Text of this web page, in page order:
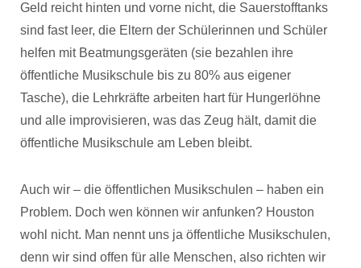
Geld reicht hinten und vorne nicht, die Sauerstofftanks
sind fast leer, die Eltern der Schülerinnen und Schüler
helfen mit Beatmungsgeräten (sie bezahlen ihre
öffentliche Musikschule bis zu 80% aus eigener
Tasche), die Lehrkräfte arbeiten hart für Hungerlöhne
und alle improvisieren, was das Zeug hält, damit die
öffentliche Musikschule am Leben bleibt.
Auch wir – die öffentlichen Musikschulen – haben ein
Problem. Doch wen können wir anfunken? Houston
wohl nicht. Man nennt uns ja öffentliche Musikschulen,
denn wir sind offen für alle Menschen, also richten wir